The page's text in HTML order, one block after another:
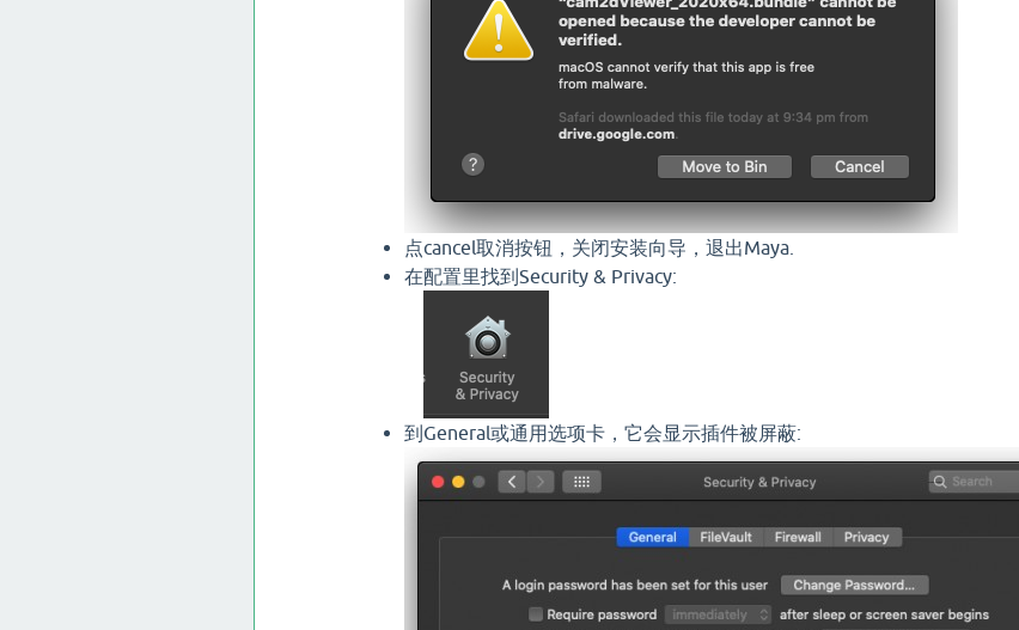
点cancel取消按钮，关闭安装向导，退出Maya.
在配置里找到Security & Privacy:
到General或通用选项卡，它会显示插件被屏蔽: